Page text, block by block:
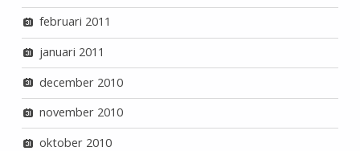
februari 2011
januari 2011
december 2010
november 2010
oktober 2010